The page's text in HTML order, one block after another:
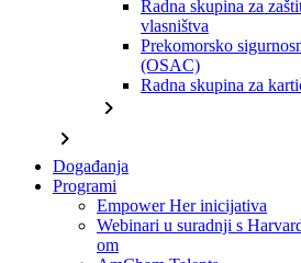
Radna skupina za
vlasništva
Prekomorsko
(OSAC)
Radna skupina za
chevron_right
chevron_right
Događanja
Programi
Empower Her inicijativa
Webinari u suradnji s
om